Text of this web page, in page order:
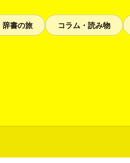
辞書の旅 コラム・読み物